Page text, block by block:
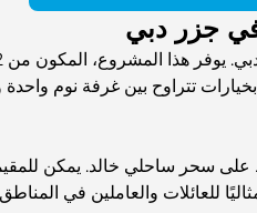
جزر دبي
تتراوح بين غرفة نوم
على سحر ساحلي خالد. يمكن
للعائلات والعاملين في